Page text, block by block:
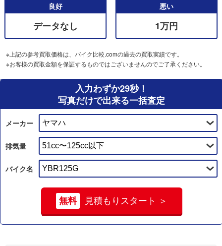
良好
データなし
悪い
1万円
※上記の参考買取価格は、バイク比較.comの過去の買取実績です。
※お客様の買取金額を保証するものではございませんのでご了承ください。
入力わずか29秒！
写真だけで出来る一括査定
メーカー
排気量
バイク名
無料 見積もりスタート ＞